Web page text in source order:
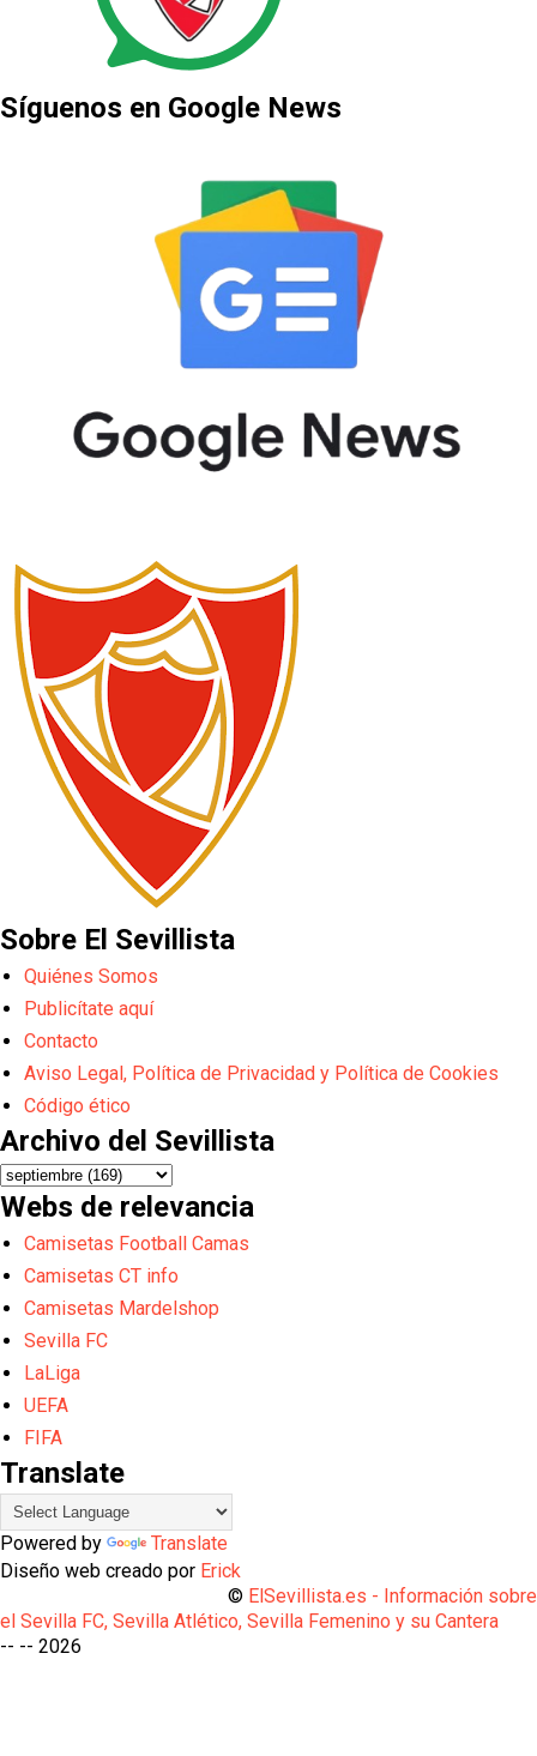
Síguenos en Google News
Sobre El Sevillista
Quiénes Somos
Publicítate aquí
Contacto
Aviso Legal, Política de Privacidad y Política de Cookies
Código ético
Archivo del Sevillista
Webs de relevancia
Camisetas Football Camas
Camisetas CT info
Camisetas Mardelshop
Sevilla FC
LaLiga
UEFA
FIFA
Translate
Powered by
Translate
Diseño web creado por Erick
© ElSevillista.es - Información sobre
el Sevilla FC, Sevilla Atlético, Sevilla Femenino y su Cantera
-- -- 2026